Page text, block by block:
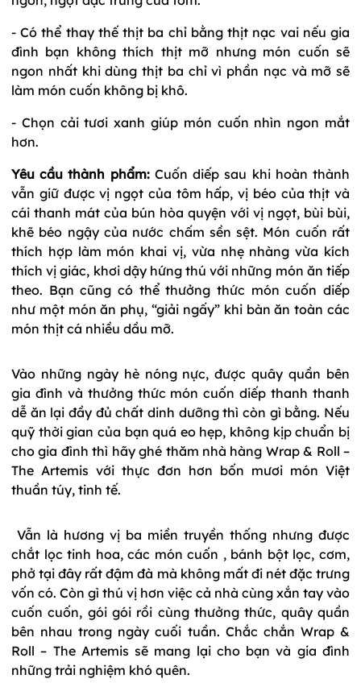
- Có thể thay thế thịt ba chỉ bằng thịt nạc vai nếu gia
đình bạn không thích thịt mỡ nhưng món cuốn sẽ
ngon nhất khi dùng thịt ba chỉ vì phần nạc và mỡ sẽ
làm món cuốn không bị khô.
- Chọn cải tươi xanh giúp món cuốn nhìn ngon mắt
hơn.
Yêu cầu thành phẩm:Cuốn diếp sau khi hoàn thành
vẫn giữ được vị ngọt của tôm hấp, vị béo của thịt và
cái thanh mát của bún hòa quyện với vị ngọt, bùi bùi,
khẽ béo ngậy của nước chấm sền sệt. Món cuốn rất
thích hợp làm món khai vị, vừa nhẹ nhàng vừa kích
thích vị giác, khơi dậy hứng thú với những món ăn tiếp
theo. Bạn cũng có thể thưởng thức món cuốn diếp
như một món ăn phụ, “giải ngấy” khi bàn ăn toàn các
món thịt cá nhiều dầu mỡ.
Vào những ngày hè nóng nực, được quây quần bên
gia đình và thưởng thức món cuốn diếp thanh thanh
dễ ăn lại đầy đủ chất dinh dưỡng thì còn gì bằng. Nếu
quỹ thời gian của bạn quá eo hẹp, không kịp chuẩn bị
cho gia đình thì hãy ghé thăm nhà hàng Wrap & Roll –
The Artemis với thực đơn hơn bốn mươi món Việt
thuần túy, tinh tế.
Vẫn là hương vị ba miền truyền thống nhưng được
chắt lọc tinh hoa, các món cuốn , bánh bột lọc, cơm,
phở tại đây rất đậm đà mà không mất đi nét đặc trưng
vốn có. Còn gì thú vị hơn việc cả nhà cùng xắn tay vào
cuốn cuốn, gói gói rồi cùng thưởng thức, quây quần
bên nhau trong ngày cuối tuần. Chắc chắn Wrap &
Roll – The Artemis sẽ mang lại cho bạn và gia đình
những trải nghiệm khó quên.